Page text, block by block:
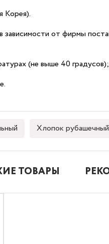
Корея).
от фирмы
(не выше 40 градусов);
Хлопок рубашечный
ТОВАРЫ